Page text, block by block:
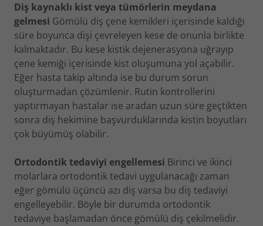
Diş kaynaklı kist veya tümörlerin meydana
gelmesi Gömülü diş çene kemikleri içerisinde kaldığı
süre boyunca dişi çevreleyen kese de onunla birlikte
kalmaktadır. Bu kese kistik dejenerasyona uğrayıp
çene kemiği içerisinde kist oluşumuna yol açabilir.
Eğer hasta takip altında ise bu durum sorun
oluşturmadan çözümlenir. Rutin kontrollerini
yaptırmayan hastalar ise aradan uzun süre geçtikten
sonra diş hekimine başvurduklarında kistin boyutları
çok büyümüş olabilir.
Ortodontik tedaviyi engellemesi Birinci ve ikinci
molarlara ortodontik tedavi uygulanacağı zaman
eğer gömülü üçüncü azı diş varsa bu diş tedaviyi
engelleyebilir. Böyle bir durumda ortodontik
tedaviye başlamadan önce gömülü diş çekilmelidir.